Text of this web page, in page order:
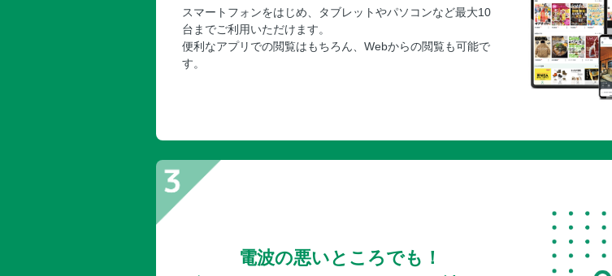
スマートフォンをはじめ、タブレットやパソコンなど最大10
台までご利用いただけます。
便利なアプリでの閲覧はもちろん、Webからの閲覧も可能で
す。
電波の悪いところでも！